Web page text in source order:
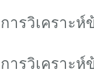
ารวิเคราะ
ารวิเคราะ